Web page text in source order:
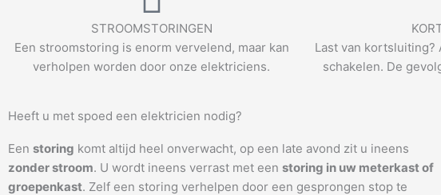
STROOMSTORINGEN
Een stroomstoring is enorm vervelend, maar kan
verholpen worden door onze elektriciens.
Last van kortsluiting?
schakelen. De
Heeft u met spoed een elektricien nodig?
Een storing komt altijd heel onverwacht, op een late avond zit u ineens
zonder stroom. U wordt ineens verrast met een storing in uw meterkast of
groepenkast. Zelf een storing verhelpen door een gesprongen stop te